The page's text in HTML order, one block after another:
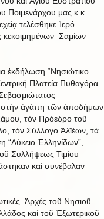
Ποιμενάρχου μας κ.κ.
τελέσθηκε Ἱερό
Σαμίων
ἐκδήλωση “Νησιώτικο
Πλατεία Πυθαγόρα
στήν ἀγάπη τῶν ἀποδήμων
τόν Πρόεδρο τοῦ
τόν Σύλλογο Ἀλϊέων, τά
Ἑλληνίδων”,
Συλλήψεως Τιμίου
καί συνέβαλαν
Ἀρχές τοῦ Νησιοῦ
καί τοῦ Ἐξωτερικοῦ